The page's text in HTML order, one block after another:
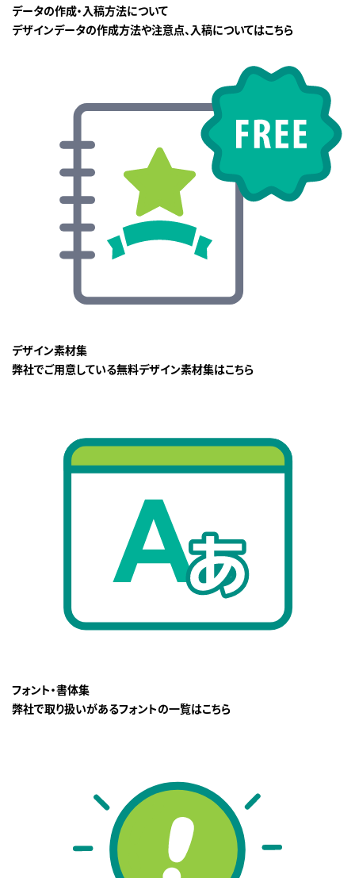
データの作成・入稿方法について
デザインデータの作成方法や注意点、入稿についてはこちら
デザイン素材集
弊社でご用意している無料デザイン素材集はこちら
フォント・書体集
弊社で取り扱いがあるフォントの一覧はこちら